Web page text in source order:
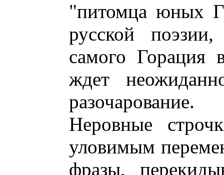
"питомца юных
русской
самого Горация
ждет
разочарование.
Неровные
уловимым
фразы,